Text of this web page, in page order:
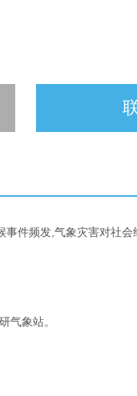
件频发,气象灾害对社
气象站。